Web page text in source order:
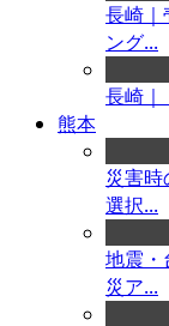
長崎｜
ング...
長崎｜
熊本
災害
選択...
地震・
災ア...